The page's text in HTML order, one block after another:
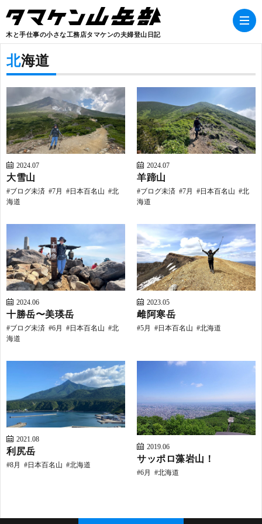
木と手仕事の小さな工務店タマケンの夫婦登山日記
北海道
2024.07
大雪山
ブログ未済 7月 日本百名山
北
海道
2024.07
羊蹄山
ブログ未済 7月 日本百名山
北
海道
2024.06
十勝岳〜美瑛岳
ブログ未済 6月 日本百名山
北
海道
2023.05
雌阿寒岳
5月 日本百名山 北海道
2021.08
利尻岳
8月 日本百名山 北海道
2019.06
サッポロ藻岩山！
6月 北海道